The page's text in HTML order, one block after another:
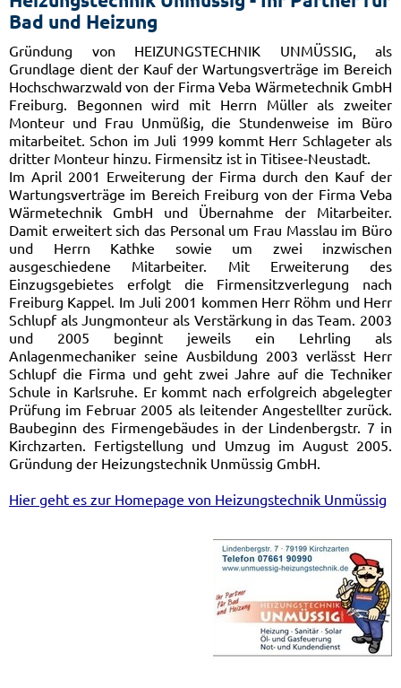
Bad und Heizung
Gründung von HEIZUNGSTECHNIK UNMÜSSIG, als
Grundlage dient der Kauf der Wartungsverträge im Bereich
Hochschwarzwald von der Firma Veba Wärmetechnik GmbH
Freiburg. Begonnen wird mit Herrn Müller als zweiter
Monteur und Frau Unmüßig, die Stundenweise im Büro
mitarbeitet. Schon im Juli 1999 kommt Herr Schlageter als
dritter Monteur hinzu. Firmensitz ist in Titisee-Neustadt.
Im April 2001 Erweiterung der Firma durch den Kauf der
Wartungsverträge im Bereich Freiburg von der Firma Veba
Wärmetechnik GmbH und Übernahme der Mitarbeiter.
Damit erweitert sich das Personal um Frau Masslau im Büro
und Herrn Kathke sowie um zwei inzwischen
ausgeschiedene Mitarbeiter. Mit Erweiterung des
Einzugsgebietes erfolgt die Firmensitzverlegung nach
Freiburg Kappel. Im Juli 2001 kommen Herr Röhm und Herr
Schlupf als Jungmonteur als Verstärkung in das Team. 2003
und 2005 beginnt jeweils ein Lehrling als
Anlagenmechaniker seine Ausbildung 2003 verlässt Herr
Schlupf die Firma und geht zwei Jahre auf die Techniker
Schule in Karlsruhe. Er kommt nach erfolgreich abgelegter
Prüfung im Februar 2005 als leitender Angestellter zurück.
Baubeginn des Firmengebäudes in der Lindenbergstr. 7 in
Kirchzarten. Fertigstellung und Umzug im August 2005.
Gründung der Heizungstechnik Unmüssig GmbH.
Hier geht es zur Homepage von Heizungstechnik Unmüssig